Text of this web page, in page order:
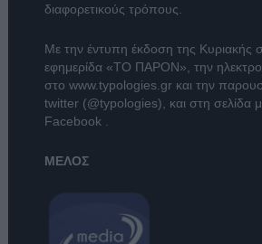
διαφορετικούς τρόπους.
Με την έντυπη έκδοση της Κυριακής
εφημερίδα «ΤΟ ΠΑΡΟΝ» , την
στο www.typologies.grκαι την
twitter (@typologies) , και στη σελίδα
Facebook
ΜΕΛΟΣ